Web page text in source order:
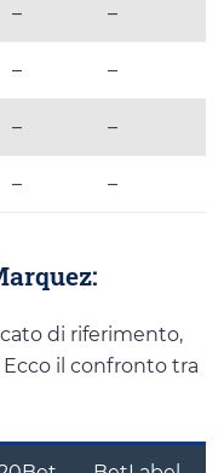
– –
– –
– –
– –
di riferimento,
il confronto tra